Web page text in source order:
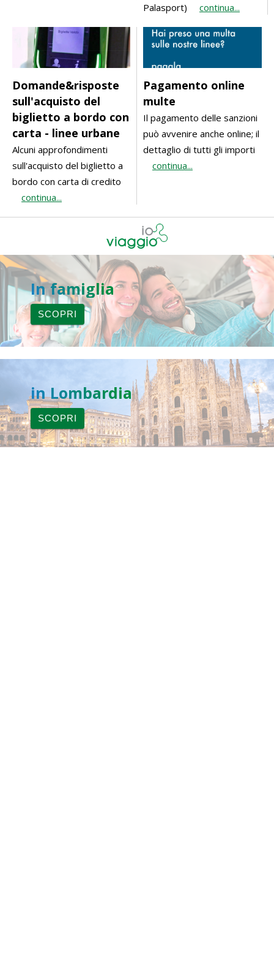
Palasport)
continua...
Domande&risposte
sull'acquisto del
biglietto a bordo con
carta - linee urbane
Alcuni approfondimenti
sull'acquisto del biglietto a
bordo con carta di credito
continua...
Pagamento online
multe
Il pagamento delle sanzioni
può avvenire anche online; il
dettaglio di tutti gli importi
continua...
In famiglia
SCOPRI
in Lombardia
SCOPRI